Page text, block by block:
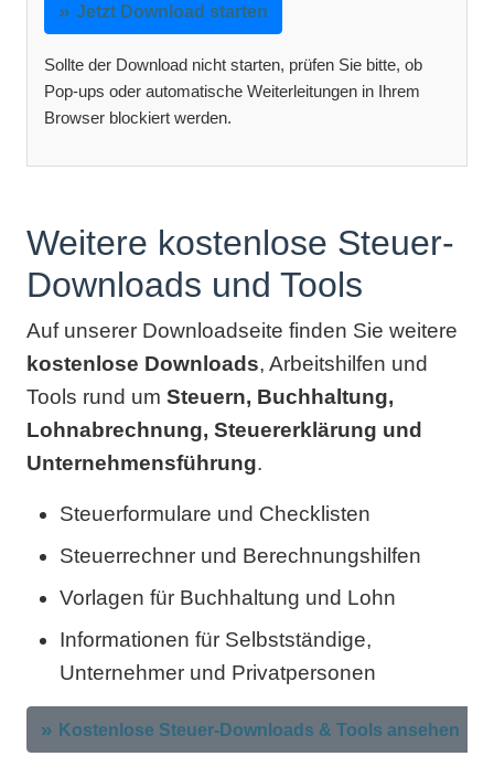
Jetzt Download starten
Sollte der Download nicht starten, prüfen Sie bitte, ob
Pop-ups oder automatische Weiterleitungen in Ihrem
Browser blockiert werden.
Weitere kostenlose Steuer-
Downloads und Tools
Auf unserer Downloadseite finden Sie weitere
kostenlose Downloads, Arbeitshilfen und
Tools rund um Steuern, Buchhaltung,
Lohnabrechnung, Steuererklärung und
Unternehmensführung.
Steuerformulare und Checklisten
Steuerrechner und Berechnungshilfen
Vorlagen für Buchhaltung und Lohn
Informationen für Selbstständige,
Unternehmer und Privatpersonen
Kostenlose Steuer-Downloads & Tools ansehen